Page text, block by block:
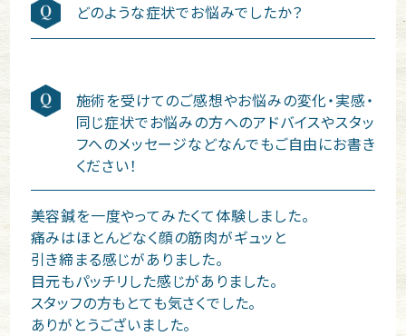
どのような症状でお悩みでしたか？
施術を受けてのご感想やお悩みの変化・実感・
同じ症状でお悩みの方へのアドバイスやスタッ
フへのメッセージなどなんでもご自由にお書き
ください！
美容鍼を一度やってみたくて体験しました。
痛みはほとんどなく顔の筋肉がギュッと
引き締まる感じがありました。
目元もパッチリした感じがありました。
スタッフの方もとても気さくでした。
ありがとうございました。